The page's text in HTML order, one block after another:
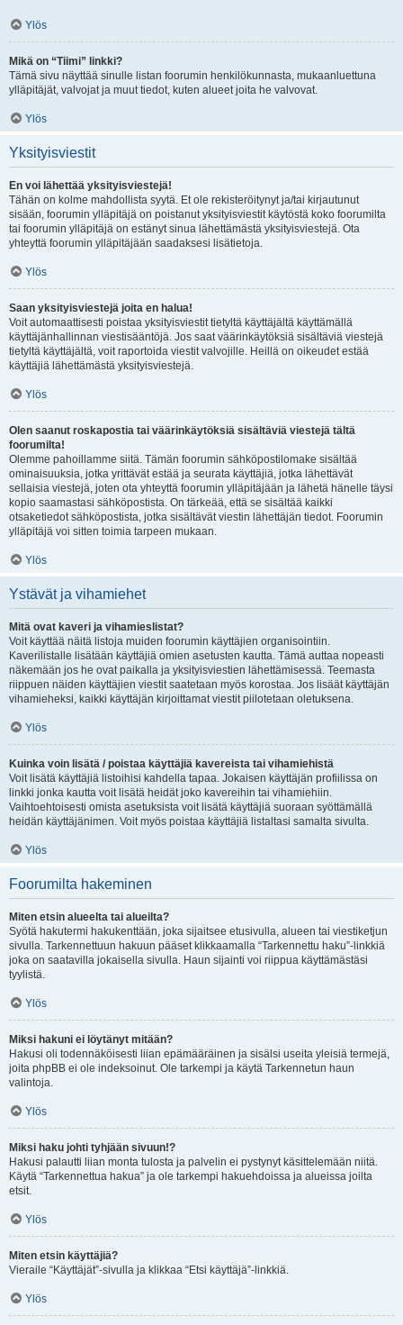
Ylös
Mikä on “Tiimi” linkki?
Tämä sivu näyttää sinulle listan foorumin henkilökunnasta, mukaanluettuna
ylläpitäjät, valvojat ja muut tiedot, kuten alueet joita he valvovat.
Ylös
Yksityisviestit
En voi lähettää yksityisviestejä!
Tähän on kolme mahdollista syytä. Et ole rekisteröitynyt ja/tai kirjautunut
sisään, foorumin ylläpitäjä on poistanut yksityisviestit käytöstä koko foorumilta
tai foorumin ylläpitäjä on estänyt sinua lähettämästä yksityisviestejä. Ota
yhteyttä foorumin ylläpitäjään saadaksesi lisätietoja.
Ylös
Saan yksityisviestejä joita en halua!
Voit automaattisesti poistaa yksityisviestit tietyltä käyttäjältä käyttämällä
käyttäjänhallinnan viestisääntöjä. Jos saat väärinkäytöksiä sisältäviä viestejä
tietyltä käyttäjältä, voit raportoida viestit valvojille. Heillä on oikeudet estää
käyttäjiä lähettämästä yksityisviestejä.
Ylös
Olen saanut roskapostia tai väärinkäytöksiä sisältäviä viestejä tältä
foorumilta!
Olemme pahoillamme siitä. Tämän foorumin sähköpostilomake sisältää
ominaisuuksia, jotka yrittävät estää ja seurata käyttäjiä, jotka lähettävät
sellaisia viestejä, joten ota yhteyttä foorumin ylläpitäjään ja lähetä hänelle täysi
kopio saamastasi sähköpostista. On tärkeää, että se sisältää kaikki
otsaketiedot sähköpostista, jotka sisältävät viestin lähettäjän tiedot. Foorumin
ylläpitäjä voi sitten toimia tarpeen mukaan.
Ylös
Ystävät ja vihamiehet
Mitä ovat kaveri ja vihamieslistat?
Voit käyttää näitä listoja muiden foorumin käyttäjien organisointiin.
Kaverilistalle lisätään käyttäjiä omien asetusten kautta. Tämä auttaa nopeasti
näkemään jos he ovat paikalla ja yksityisviestien lähettämisessä. Teemasta
riippuen näiden käyttäjien viestit saatetaan myös korostaa. Jos lisäät käyttäjän
vihamieheksi, kaikki käyttäjän kirjoittamat viestit piilotetaan oletuksena.
Ylös
Kuinka voin lisätä / poistaa käyttäjiä kavereista tai vihamiehistä
Voit lisätä käyttäjiä listoihisi kahdella tapaa. Jokaisen käyttäjän profiilissa on
linkki jonka kautta voit lisätä heidät joko kavereihin tai vihamiehiin.
Vaihtoehtoisesti omista asetuksista voit lisätä käyttäjiä suoraan syöttämällä
heidän käyttäjänimen. Voit myös poistaa käyttäjiä listaltasi samalta sivulta.
Ylös
Foorumilta hakeminen
Miten etsin alueelta tai alueilta?
Syötä hakutermi hakukenttään, joka sijaitsee etusivulla, alueen tai viestiketjun
sivulla. Tarkennettuun hakuun pääset klikkaamalla “Tarkennettu haku”-linkkiä
joka on saatavilla jokaisella sivulla. Haun sijainti voi riippua käyttämästäsi
tyylistä.
Ylös
Miksi hakuni ei löytänyt mitään?
Hakusi oli todennäköisesti liian epämääräinen ja sisälsi useita yleisiä termejä,
joita phpBB ei ole indeksoinut. Ole tarkempi ja käytä Tarkennetun haun
valintoja.
Ylös
Miksi haku johti tyhjään sivuun!?
Hakusi palautti liian monta tulosta ja palvelin ei pystynyt käsittelemään niitä.
Käytä “Tarkennettua hakua” ja ole tarkempi hakuehdoissa ja alueissa joilta
etsit.
Ylös
Miten etsin käyttäjiä?
Vieraile “Käyttäjät”-sivulla ja klikkaa “Etsi käyttäjä”-linkkiä.
Ylös